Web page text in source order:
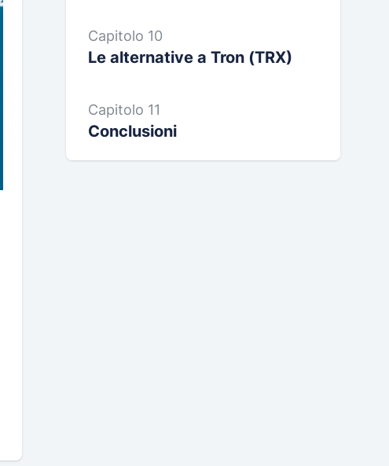
Capitolo 10
Le alternative a Tron (TRX)
Capitolo 11
Conclusioni